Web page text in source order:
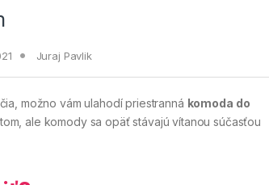
Juraj Pavlik
možno vám ulahodí priestranná komoda do
ale komody sa opäť stávajú vítanou súčasťou